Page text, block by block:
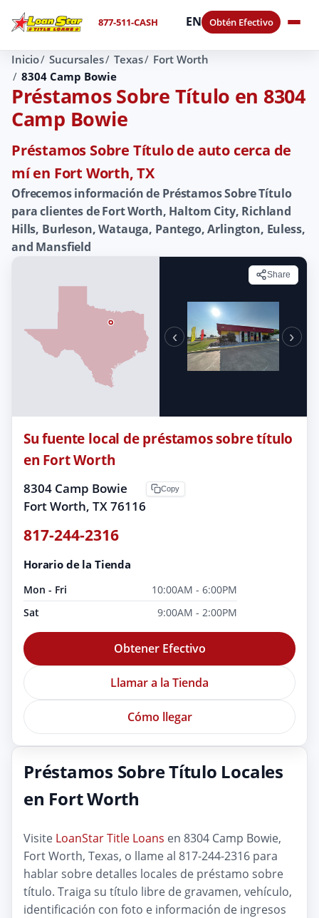
877-511-CASH EN Obtén Efectivo
Inicio Sucursales Texas
Fort Worth
8304 Camp Bowie
Préstamos Sobre Título en 8304
Camp Bowie
Préstamos Sobre Título de auto cerca de
mí en Fort Worth, TX
Ofrecemos información de Préstamos Sobre Título
para clientes de Fort Worth, Haltom City, Richland
Hills, Burleson, Watauga, Pantego, Arlington, Euless,
and Mansfield
Share
‹ ›
Su fuente local de préstamos sobre título
en Fort Worth
8304 Camp Bowie
Fort Worth, TX 76116
Copy
817-244-2316
Horario de la Tienda
Mon - Fri
10:00AM - 6:00PM
Sat
9:00AM - 2:00PM
Obtener Efectivo
Llamar a la Tienda
Cómo llegar
Préstamos Sobre Título Locales
en Fort Worth
Visite LoanStar Title Loans en 8304 Camp Bowie,
Fort Worth, Texas, o llame al 817-244-2316 para
hablar sobre detalles locales de préstamo sobre
título. Traiga su título libre de gravamen, vehículo,
identificación con foto e información de ingresos